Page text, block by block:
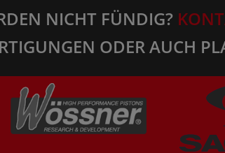
NICHT FÜNDIG?
ODER AUCH